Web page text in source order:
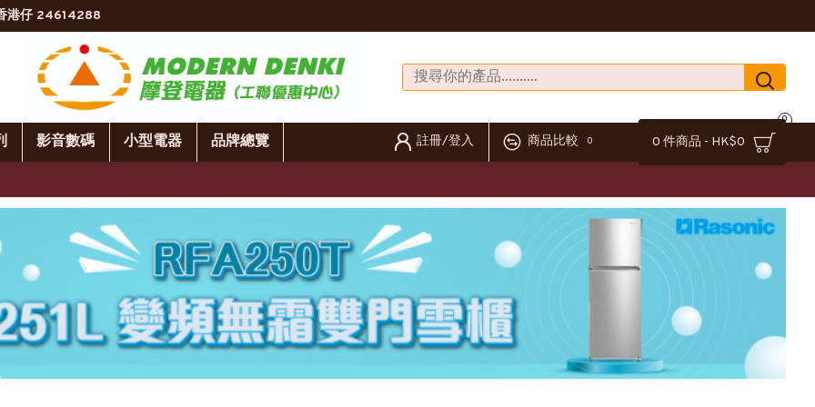
港仔 24614288
影音數碼 小型電器 品牌總覽 註冊/登入 商品比較 0 0 件商品 - HK$0
0